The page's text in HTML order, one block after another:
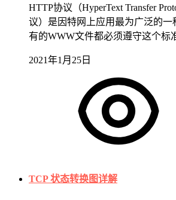
HTTP协议（HyperText Transfer
议）是因特网上应用最为广泛的一
有的WWW文件都必须遵守这个
2021年1月25日
TCP 状态转换图详解